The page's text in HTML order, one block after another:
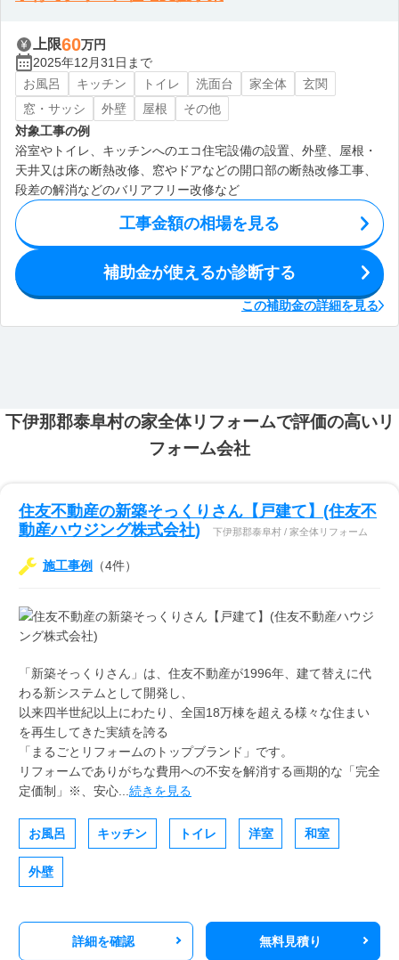
上限60万円
2025年12月31日まで
お風呂
キッチン トイレ 洗面台 家全体
玄関
窓・サッシ
外壁 屋根
その他
対象工事の例
浴室やトイレ、キッチンへのエコ住宅設備の設置、外壁、屋根・
天井又は床の断熱改修、窓やドアなどの開口部の断熱改修工事、
段差の解消などのバリアフリー改修など
工事金額の相場を見る
補助金が使えるか診断する
この補助金の詳細を見る
下伊那郡泰阜村の家全体リフォームで評価の高いリ
フォーム会社
住友不動産の新築そっくりさん【戸建て】(住友不
動産ハウジング株式会社)
下伊那郡泰阜村 / 家全体リフォーム
施工事例 （4件）
「新築そっくりさん」は、住友不動産が1996年、建て替えに代
わる新システムとして開発し、
以来四半世紀以上にわたり、全国18万棟を超える様々な住まい
を再生してきた実績を誇る
「まるごとリフォームのトップブランド」です。
リフォームでありがちな費用への不安を解消する画期的な「完全
定価制」※、安心... 続きを見る
お風呂 キッチン トイレ 洋室 和室
外壁
詳細を確認 無料見積り